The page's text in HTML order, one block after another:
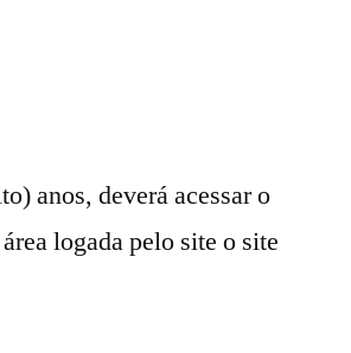
anos, deverá acessar o
logada pelo site o site